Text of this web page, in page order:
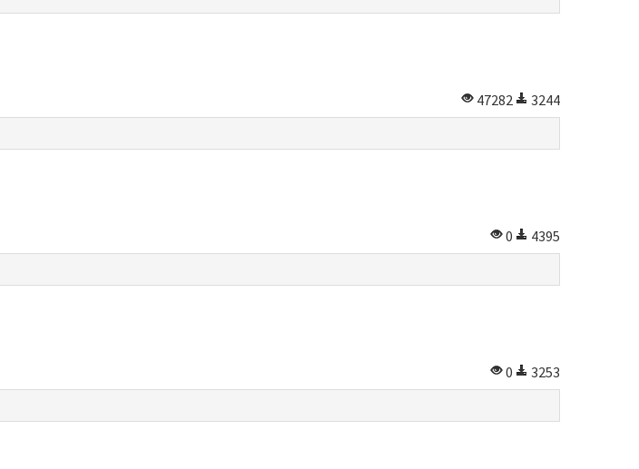
47282
3244
0
4395
0
3253